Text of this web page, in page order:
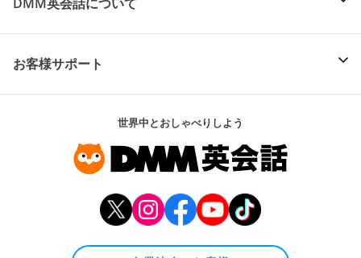
お客様サポート
世界中とおしゃべりしよう